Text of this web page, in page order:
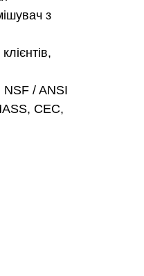
з
NSF / ANSI
CEC,